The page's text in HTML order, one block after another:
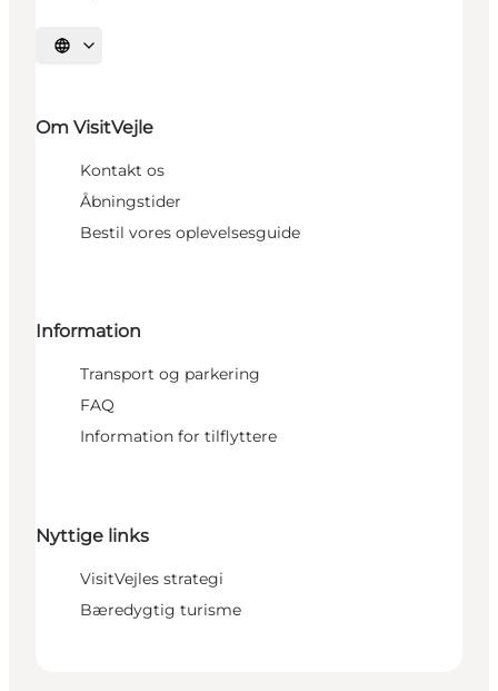
Vælg sprog
Om VisitVejle
Kontakt os
Åbningstider
Bestil vores oplevelsesguide
Information
Transport og parkering
FAQ
Information for tilflyttere
Nyttige links
VisitVejles strategi
Bæredygtig turisme